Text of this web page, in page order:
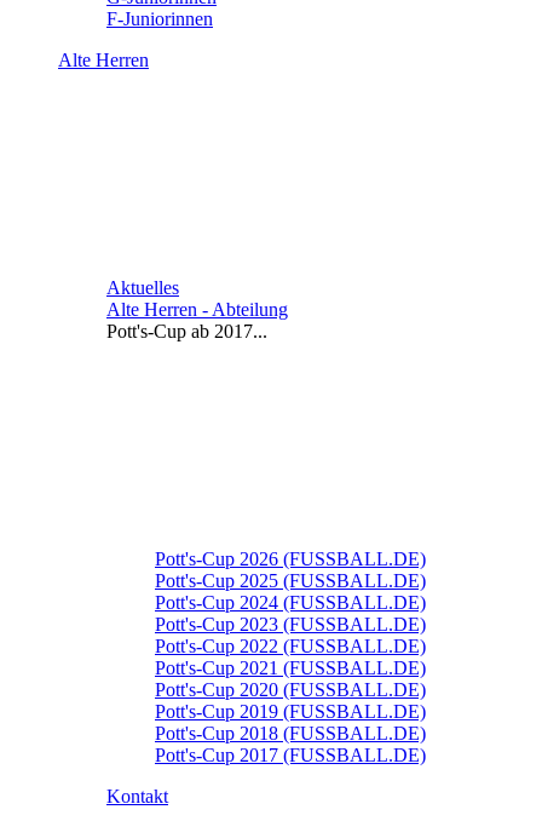
F-Juniorinnen
Alte Herren
Aktuelles
Alte Herren - Abteilung
Pott's-Cup ab 2017...
Pott's-Cup 2026 (FUSSBALL.DE)
Pott's-Cup 2025 (FUSSBALL.DE)
Pott's-Cup 2024 (FUSSBALL.DE)
Pott's-Cup 2023 (FUSSBALL.DE)
Pott's-Cup 2022 (FUSSBALL.DE)
Pott's-Cup 2021 (FUSSBALL.DE)
Pott's-Cup 2020 (FUSSBALL.DE)
Pott's-Cup 2019 (FUSSBALL.DE)
Pott's-Cup 2018 (FUSSBALL.DE)
Pott's-Cup 2017 (FUSSBALL.DE)
Kontakt